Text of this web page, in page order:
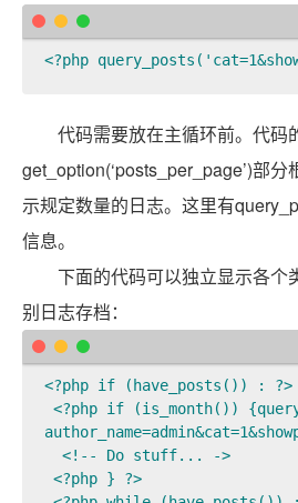
<?php
代码需要放在主循环前。代码
get_option(‘posts_per_page’)部
示规定数量的日志。这里有
信息。
下面的代码可以独立显示各个
别日志存档：
<?php if (have_posts()) : ?>
<?php if (is_month())
  <!-- Do stuff... ->
<?php } ?>